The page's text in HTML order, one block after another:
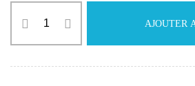
AJOUTER